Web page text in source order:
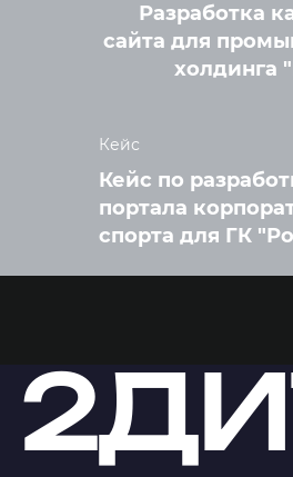
Разработка
сайта для
холдинга
Кейс
Кейс по
портала
спорта для ГК